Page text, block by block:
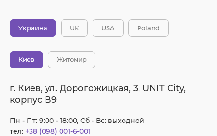
Украина UK USA Poland
Киев Житомир
г. Киев, ул. Дорогожицкая, 3, UNIT City,
корпус B9
Пн - Пт: 9:00 - 18:00, Сб - Вс: выходной
тел: +38 (098) 001-6-001